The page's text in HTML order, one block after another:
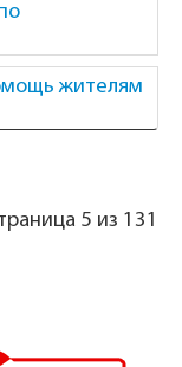
жителям
5 из 131